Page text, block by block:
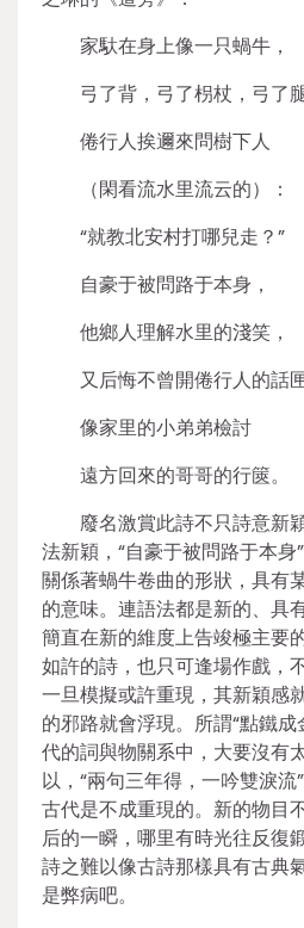
家馱在身上像一只蝸牛，
弓了背，弓了枴杖，弓了
倦行人挨邇來問樹下人
（閑看流水里流云的）：
“就教北安村打哪兒走？”
自豪于被問路于本身，
他鄉人理解水里的淺笑，
又后悔不曾開倦行人的話
像家里的小弟弟檢討
遠方回來的哥哥的行篋。
廢名激賞此詩不只詩意新
法新穎，“自豪于被問路于本
關係著蝸牛卷曲的形狀，具有
的意味。連語法都是新的、具
簡直在新的維度上告竣極主要
如許的詩，也只可逢場作戲，
一旦模擬或許重現，其新穎感
的邪路就會浮現。所謂“點鐵
代的詞與物關系中，大要沒有
以，“兩句三年得，一吟雙淚
古代是不成重現的。新的物目
后的一瞬，哪里有時光往反復
詩之難以像古詩那樣具有古典
是弊病吧。